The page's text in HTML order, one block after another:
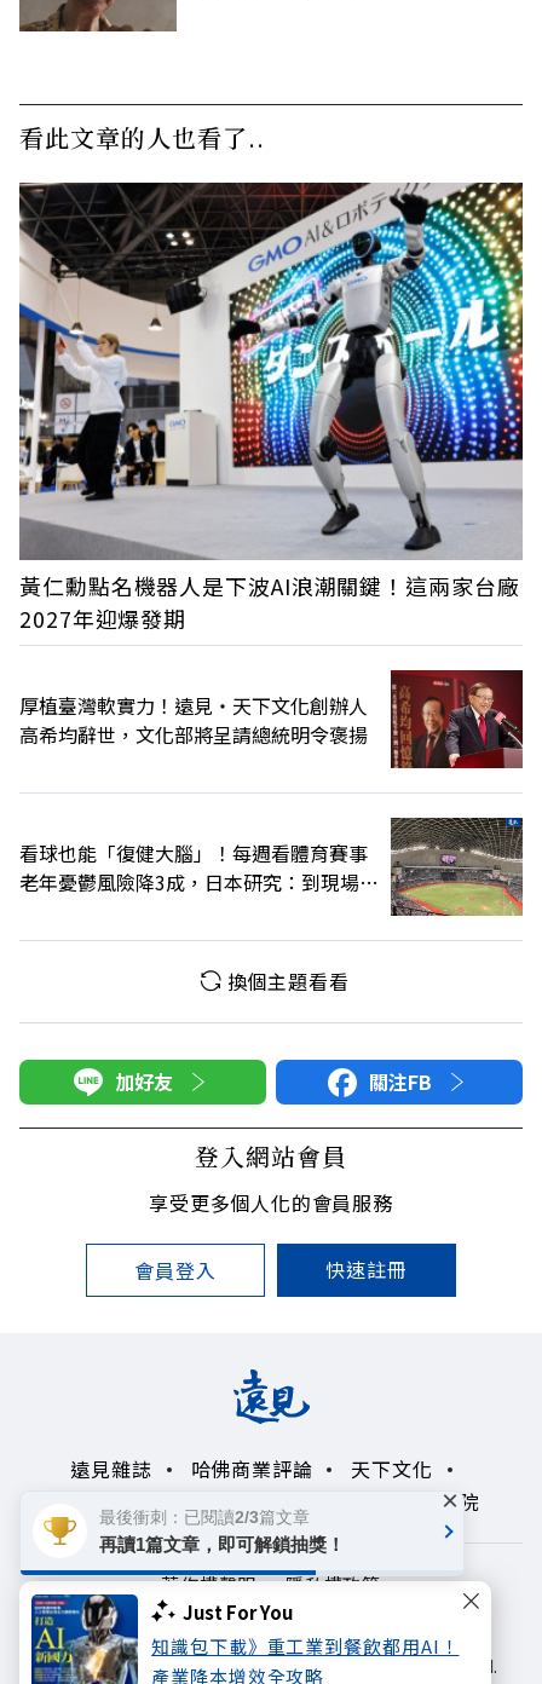
Just For You
知識包下載》重工業到餐飲都用AI！
產業降本增效全攻略
看此文章的人也看了..
黃仁勳點名機器人是下波AI浪潮關鍵！這兩家台廠
2027年迎爆發期
厚植臺灣軟實力！遠見‧天下文化創辦人
高希均辭世，文化部將呈請總統明令褒揚
看球也能「復健大腦」！每週看體育賽事
老年憂鬱風險降3成，日本研究：到現場效
換個主題看看
加好友 關注FB
登入網站會員
享受更多個人化的會員服務
會員登入 快速註冊
遠見雜誌 哈佛商業評論
天下文化
未來親子學習平台
50+ 領導影響力學院
著作權聲明
隱私權政策
Copyright© 1999~2026
遠見天下文化出版股份有限公司. All rights reserved.
最後衝刺：已閱讀2/3篇文章
再讀1篇文章，即可解鎖抽獎！
×